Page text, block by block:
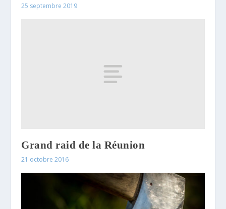
25 septembre 2019
Grand raid de la Réunion
21 octobre 2016